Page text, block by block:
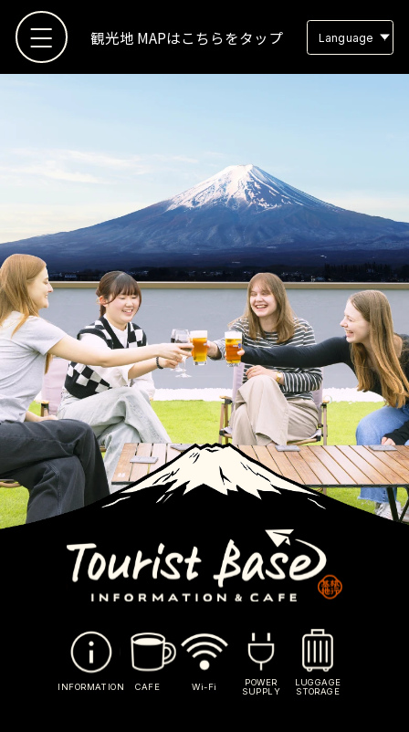
観光地リスト
お気に入り
スタッフブログ
よくある質問
観光地 MAPはこちらをタップ Language
INFORMATION CAFE Wi-Fi
POWER
SUPPLY
LUGGAGE
STORAGE